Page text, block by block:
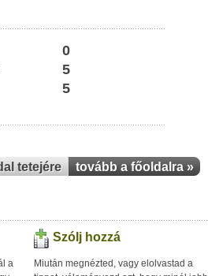
0
5
5
tetejére tovább a főoldalra »
a
Szólj hozzá
Miután megnézted, vagy elolvastad a